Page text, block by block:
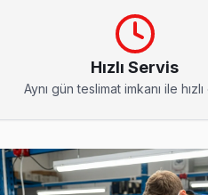
oluyoruz: satın alma öncesi gizli
fotoğrafını WhatsApp'tan
Hızlı Servis
Aynı gün teslimat imkanı ile